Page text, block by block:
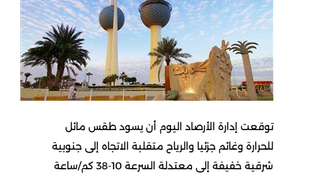
توقعت إدارة الأرصاد اليوم أن يسود طقس مائل
للحرارة وغائم جزئيا والرياح متقلبة الاتجاه إلى جنوبية
شرقية خفيفة إلى معتدلة السرعة 10-38 كم/ساعة